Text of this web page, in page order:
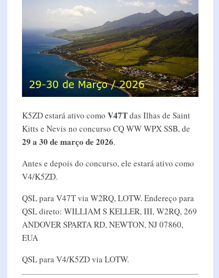
K5ZD estará ativo como V47Tdas Ilhas de Saint
Kitts e Nevis no concurso CQ WW WPX SSB, de
29 a 30 de março de 2026.
Antes e depois do concurso, ele estará ativo como
V4/K5ZD.
QSL para V47T via W2RQ, LOTW. Endereço para
QSL direto: WILLIAM S KELLER, III, W2RQ, 269
ANDOVER SPARTA RD, NEWTON, NJ 07860,
EUA
QSL para V4/K5ZD via LOTW.